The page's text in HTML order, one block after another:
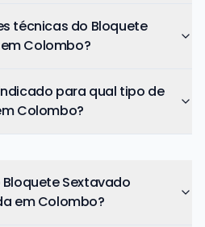
técnicas do Bloquete
Colombo?
para qual tipo de
Colombo?
Sextavado
em Colombo?